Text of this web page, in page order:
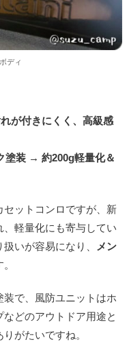
ディ
が付きにくく、高級感
塗装 → 約200g軽量化＆
ットコンロですが、新
、軽量化にも寄与してい
いが容易になり、 メン
で、風防ユニットはホ
どのアウトドア用途と
がたいですね。